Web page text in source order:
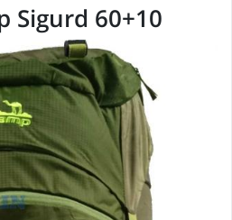
Sigurd 60+10